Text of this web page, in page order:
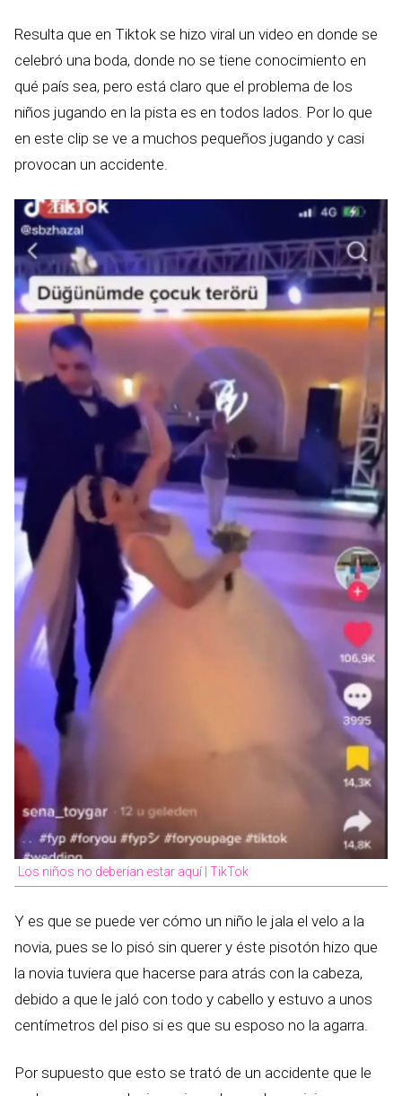
Resulta que en Tiktok se hizo viral un video en donde se
celebró una boda, donde no se tiene conocimiento en
qué país sea, pero está claro que el problema de los
niños jugando en la pista es en todos lados. Por lo que
en este clip se ve a muchos pequeños jugando y casi
provocan un accidente.
Los niños no deberían estar aquí | TikTok
Y es que se puede ver cómo un niño le jala el velo a la
novia, pues se lo pisó sin querer y éste pisotón hizo que
la novia tuviera que hacerse para atrás con la cabeza,
debido a que le jaló con todo y cabello y estuvo a unos
centímetros del piso si es que su esposo no la agarra.
Por supuesto que esto se trató de un accidente que le